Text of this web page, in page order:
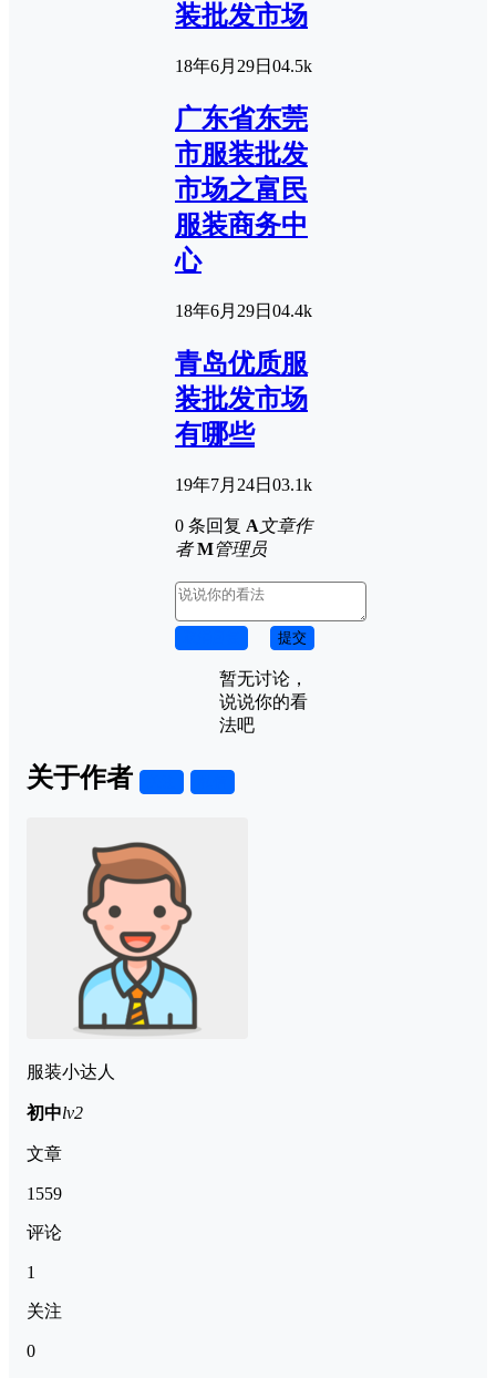
装批发市场
18年6月29日 04.5k
广东省东莞
市服装批发
市场之富民
服装商务中
心
18年6月29日 04.4k
青岛优质服
装批发市场
有哪些
19年7月24日 03.1k
0 条回复 A文章作
者 M管理员
提交
暂无讨论，
说说你的看
法吧
关于作者
服装小达人
初中lv2
文章
1559
评论
1
关注
0